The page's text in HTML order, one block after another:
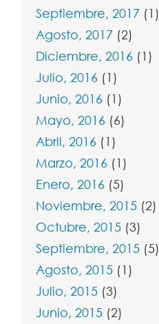
Septiembre, 2017 (1)
Agosto, 2017 (2)
Diciembre, 2016 (1)
Julio, 2016 (1)
Junio, 2016 (1)
Mayo, 2016 (6)
Abril, 2016 (1)
Marzo, 2016 (1)
Enero, 2016 (5)
Noviembre, 2015 (2)
Octubre, 2015 (3)
Septiembre, 2015 (5)
Agosto, 2015 (1)
Julio, 2015 (3)
Junio, 2015 (2)